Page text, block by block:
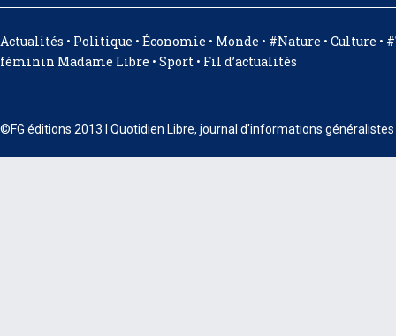
Actualités • Politique • Économie • Monde • #Nature • Culture •
féminin Madame Libre • Sport • Fil d’actualités
©FG éditions 2013 I Quotidien Libre, journal d'informations généralistes